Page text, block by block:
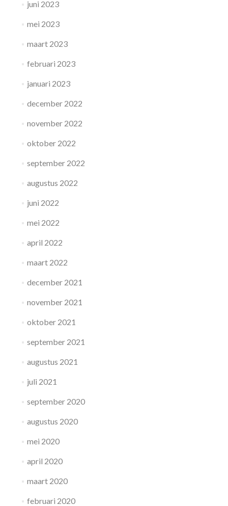
juni 2023
mei 2023
maart 2023
februari 2023
januari 2023
december 2022
november 2022
oktober 2022
september 2022
augustus 2022
juni 2022
mei 2022
april 2022
maart 2022
december 2021
november 2021
oktober 2021
september 2021
augustus 2021
juli 2021
september 2020
augustus 2020
mei 2020
april 2020
maart 2020
februari 2020